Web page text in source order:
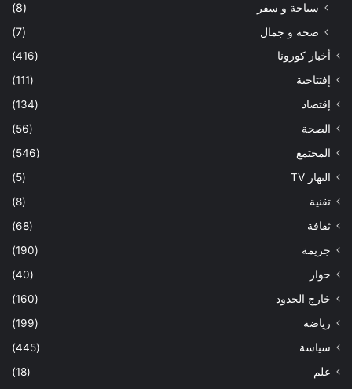
سياحة و سفر
(8)
صحة و جمال
(7)
أخبار كورونا
(416)
إفتتاحية
(111)
إقتصاد
(134)
الصحة
(56)
المجتمع
(546)
النهار TV
(5)
تقنية
(8)
ثقافة
(68)
جريمة
(190)
حوار
(40)
خارج الحدود
(160)
رياضة
(199)
سياسة
(445)
علم
(18)